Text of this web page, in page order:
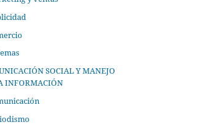
SOCIAL Y MANEJO
INFORMACIÓN